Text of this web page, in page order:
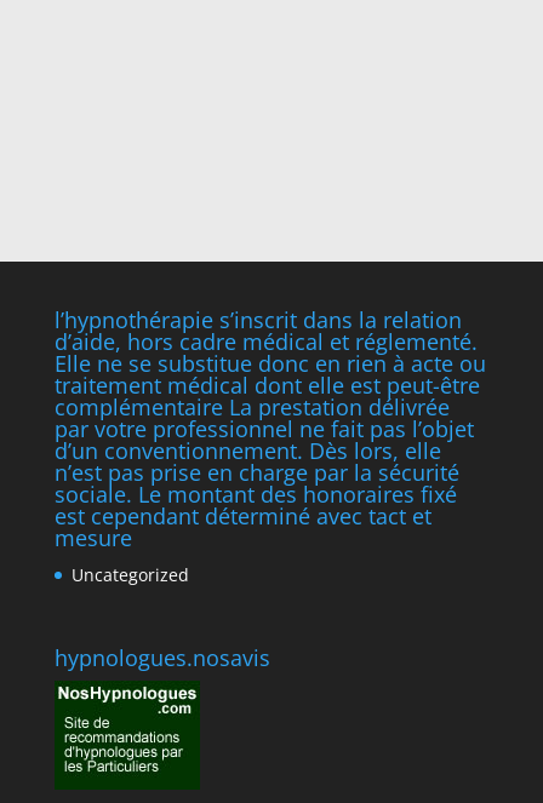
l’hypnothérapie s’inscrit dans la relation
d’aide, hors cadre médical et réglementé.
Elle ne se substitue donc en rien à acte ou
traitement médical dont elle est peut-être
complémentaire La prestation délivrée
par votre professionnel ne fait pas l’objet
d’un conventionnement. Dès lors, elle
n’est pas prise en charge par la sécurité
sociale. Le montant des honoraires fixé
est cependant déterminé avec tact et
mesure
Uncategorized
hypnologues.nosavis